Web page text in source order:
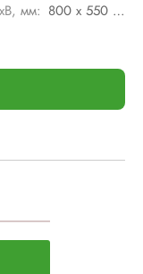
мм:
800 х 550 х 800